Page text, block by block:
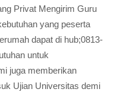
Privat Mengirim Guru
yang peserta
dapat di hub;0813-
untuk
juga memberikan
Ujian Universitas demi